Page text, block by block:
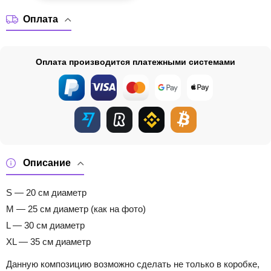
Описание
S — 20 см диаметр
M — 25 см диаметр (как на фото)
L — 30 см диаметр
XL — 35 см диаметр
Данную композицию возможно сделать не только в коробке,
Оплата
Оплата производится платежными системами